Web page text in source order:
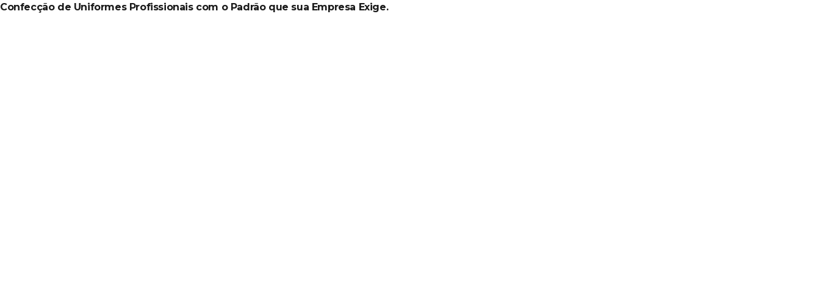
Confecção de Uniformes Profissionais com o Padrão que sua Empresa Exige.